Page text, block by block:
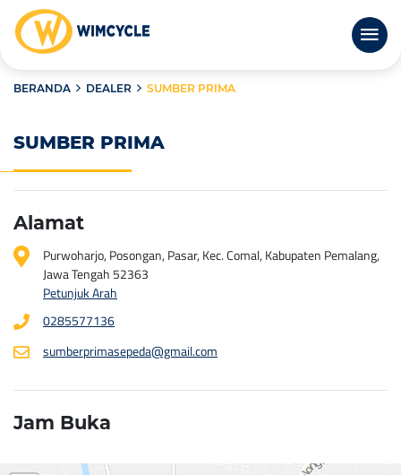
BERANDA DEALER SUMBER PRIMA
SUMBER PRIMA
Alamat
Purwoharjo, Posongan, Pasar, Kec. Comal, Kabupaten Pemalang,
Jawa Tengah 52363
Petunjuk Arah
0285577136
sumberprimasepeda@gmail.com
Jam Buka